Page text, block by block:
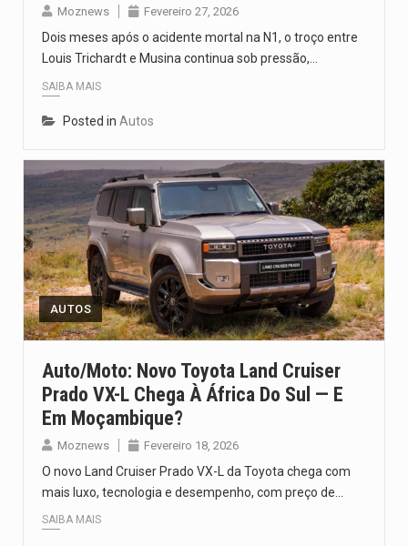
Moznews Fevereiro 27, 2026
Dois meses após o acidente mortal na N1, o troço entre
Louis Trichardt e Musina continua sob pressão,…
SAIBA MAIS
Posted in Autos
AUTOS
Auto/Moto: Novo Toyota Land Cruiser
Prado VX-L Chega À África Do Sul — E
Em Moçambique?
Moznews Fevereiro 18, 2026
O novo Land Cruiser Prado VX-L da Toyota chega com
mais luxo, tecnologia e desempenho, com preço de…
SAIBA MAIS